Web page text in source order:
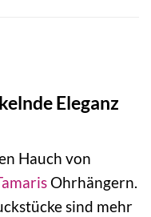
Eleganz
Hauch von
Ohrhängern.
sind mehr